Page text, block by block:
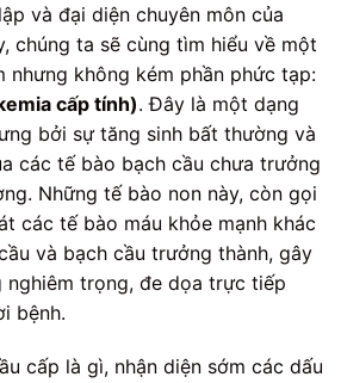
và đại diện chuyên môn của
chúng ta sẽ cùng tìm hiểu về một
nhưng không kém phần phức tạp:
cấp tính). Đây là một dạng
bởi sự tăng sinh bất thường và
các tế bào bạch cầu chưa trưởng
Những tế bào non này, còn gọi
các tế bào máu khỏe mạnh khác
và bạch cầu trưởng thành, gây
nghiêm trọng, đe dọa trực tiếp
bệnh.
cấp là gì, nhận diện sớm các dấu